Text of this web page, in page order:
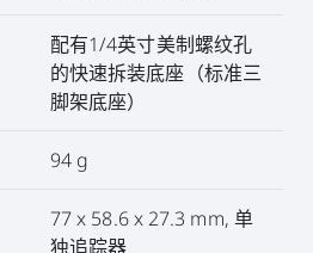
配有1/4英寸美制螺纹孔
的快速拆装底座（标准三
脚架底座）
94 g
77 x 58.6 x 27.3 mm, 单
独追踪器